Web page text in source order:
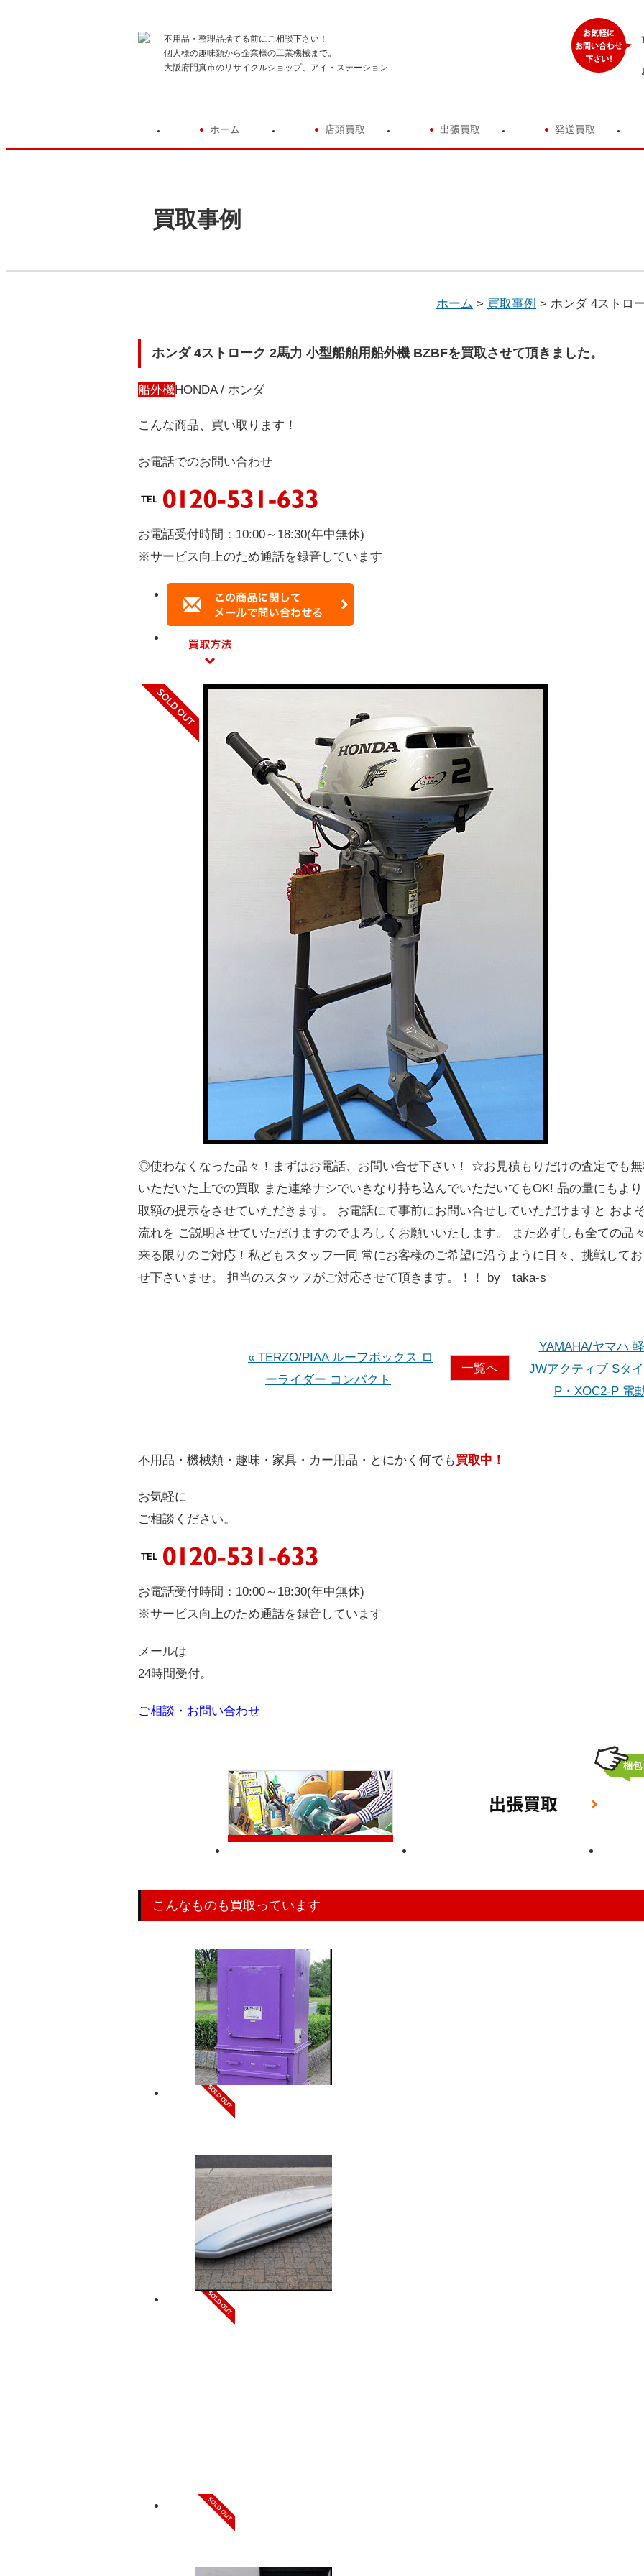
不用品・整理品捨てる前にご相談下さい！
個人様の趣味類から企業様の工業機械まで。
大阪府門真市のリサイクルショップ、アイ・ステーション
ホーム 店頭買取 出張買取 発送買取
買取事例
ホーム > 買取事例 > ホンダ 4ストロ
ホンダ 4ストローク 2馬力 小型船舶用船外機 BZBFを買取させて頂きました。
船外機HONDA / ホンダ
こんな商品、買い取ります！
お電話でのお問い合わせ
お電話受付時間：10:00～18:30(年中無休)
※サービス向上のため通話を録音しています
◎使わなくなった品々！まずはお電話、お問い合せ下さい！ ☆お見積もりだけの査定でも
いただいた上での買取 また連絡ナシでいきなり持ち込んでいただいてもOK! 品の量にもよ
取額の提示をさせていただきます。 お電話にて事前にお問い合せしていただけますと およ
流れを ご説明させていただけますのでよろしくお願いいたします。 また必ずしも全ての品
来る限りのご対応！私どもスタッフ一同 常にお客様のご希望に沿うように日々、挑戦して
せ下さいませ。 担当のスタッフがご対応させて頂きます。！！ by taka-s
« TERZO/PIAA ルーフボックス ロ
ーライダー コンパクト
一覧へ
YAMAHA/ヤマハ
JWアクティブ Sタ
P・XOC2-P 電
不用品 ・ 機械類 ・ 趣味 ・ 家具 ・ カー用品 ・ とにかく 何でも買取中！
お気軽に
ご相談ください。
お電話受付時間：10:00～18:30(年中無休)
※サービス向上のため通話を録音しています
メールは
24時間受付。
ご相談・お問い合わせ
梱包
こんなものも買取っています